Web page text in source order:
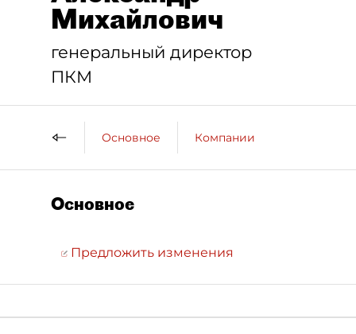
Михайлович
генеральный директор
ПКМ
Основное Компании
Основное
Предложить изменения